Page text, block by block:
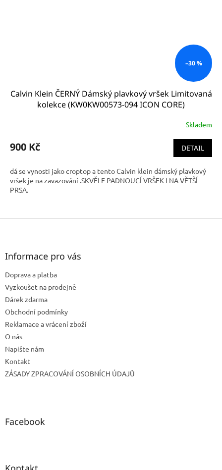
–30 %
Calvin Klein ČERNÝ Dámský plavkový vršek Limitovaná
kolekce (KW0KW00573-094 ICON CORE)
Skladem
900 Kč DETAIL
dá se vynosti jako croptop a tento Calvin klein dámský plavkový
vršek je na zavazování .SKVĚLE PADNOUCÍ VRŠEK I NA VĚTŠÍ
PRSA.
Z
Informace pro vás
Doprava a platba
Vyzkoušet na prodejně
Dárek zdarma
Obchodní podmínky
Reklamace a vrácení zboží
O nás
Napište nám
Kontakt
ZÁSADY ZPRACOVÁNÍ OSOBNÍCH ÚDAJŮ
Facebook